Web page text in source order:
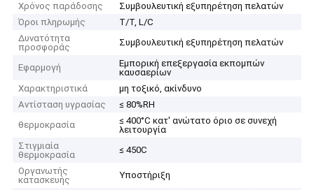
Χρόνος παράδοσης
Συμβουλευτική εξυπηρέτηση πελατών
Όροι πληρωμής
T/T, L/C
Δυνατότητα
προσφοράς
Συμβουλευτική εξυπηρέτηση πελατών
Εφαρμογή
Εμπορική επεξεργασία εκπομπών
καυσαερίων
Χαρακτηριστικά
μη τοξικό, ακίνδυνο
Αντίσταση υγρασίας
≤ 80%RH
θερμοκρασία
≤ 400°C κατ' ανώτατο όριο σε συνεχή
λειτουργία
Στιγμιαία
θερμοκρασία
≤ 450C
Οργανωτής
κατασκευής
Υποστήριξη